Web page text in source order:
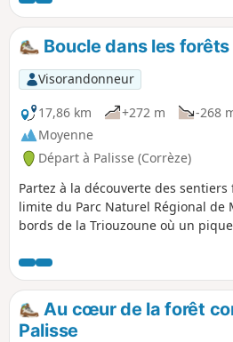
Boucle dans les
Visorandonneur
17,86 km
+272 m -268
Moyenne
Départ à Palisse (Corrèze)
Partez à la découverte des
limite du Parc Naturel Régional de
bords de la Triouzoune où un
Au cœur de la forêt
Palisse